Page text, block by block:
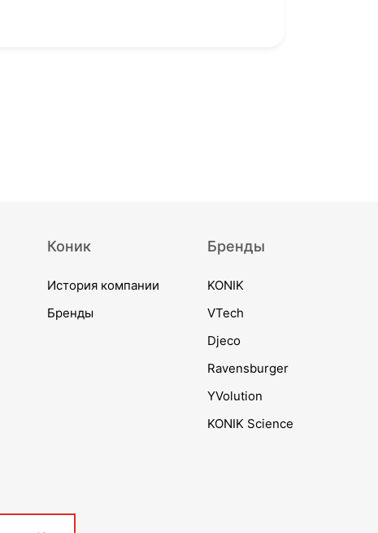
Коник
История компании
Бренды
Бренды
KONIK
VTech
Djeco
Ravensburger
YVolution
KONIK Science